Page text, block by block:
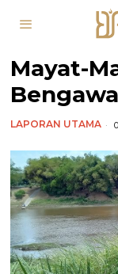
Mayat-
LAPORAN UTAMA